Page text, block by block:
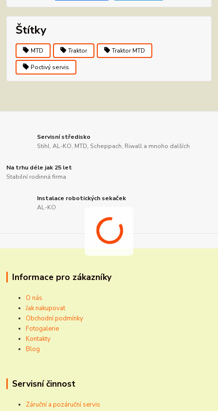
Štítky
MTD Traktor Traktor MTD
Poctivý servis
Servisní středisko
Stihl, AL-KO, MTD, Scheppach, Riwall a mnoho dalších
Na trhu déle jak 25 let
Stabilní rodinná firma
Instalace robotických sekaček
AL-KO
Informace pro zákazníky
O nás
Jak nakupovat
Obchodní podmínky
Fotogalerie
Kontakty
Blog
Servisní činnost
Záruční a pozáruční servis